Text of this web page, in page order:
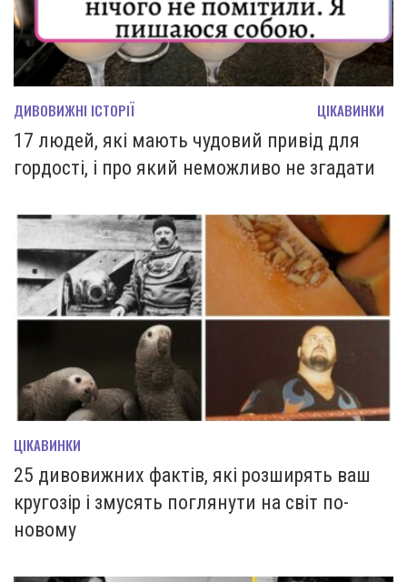
ДИВОВИЖНІ ІСТОРІЇ ЦІКАВИНКИ
17 людей, які мають чудовий привід для
гордості, і про який неможливо не згадати
ЦІКАВИНКИ
25 дивовижних фактів, які розширять ваш
кругозір і змусять поглянути на світ по-
новому